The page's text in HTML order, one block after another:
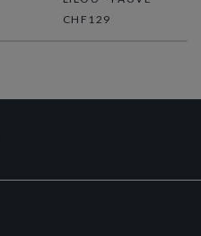
CHF129